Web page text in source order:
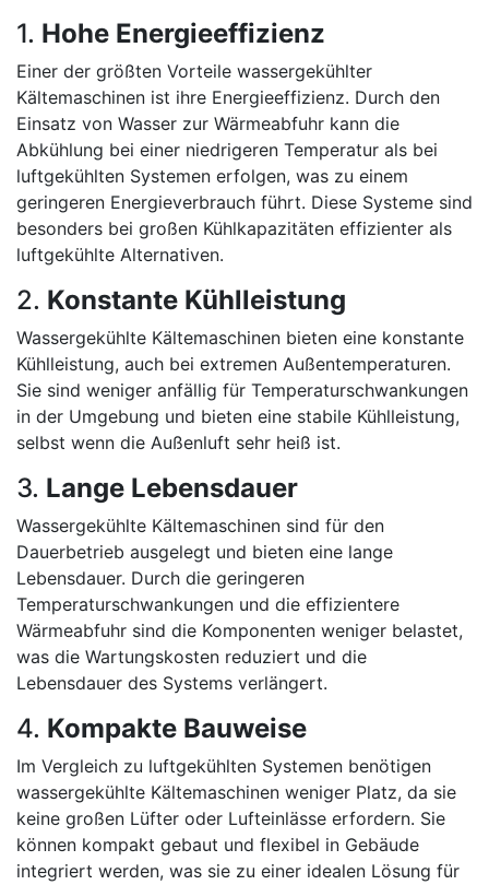
1. Hohe Energieeffizienz
Einer der größten Vorteile wassergekühlter
Kältemaschinen ist ihre Energieeffizienz. Durch den
Einsatz von Wasser zur Wärmeabfuhr kann die
Abkühlung bei einer niedrigeren Temperatur als bei
luftgekühlten Systemen erfolgen, was zu einem
geringeren Energieverbrauch führt. Diese Systeme sind
besonders bei großen Kühlkapazitäten effizienter als
luftgekühlte Alternativen.
2. Konstante Kühlleistung
Wassergekühlte Kältemaschinen bieten eine konstante
Kühlleistung, auch bei extremen Außentemperaturen.
Sie sind weniger anfällig für Temperaturschwankungen
in der Umgebung und bieten eine stabile Kühlleistung,
selbst wenn die Außenluft sehr heiß ist.
3. Lange Lebensdauer
Wassergekühlte Kältemaschinen sind für den
Dauerbetrieb ausgelegt und bieten eine lange
Lebensdauer. Durch die geringeren
Temperaturschwankungen und die effizientere
Wärmeabfuhr sind die Komponenten weniger belastet,
was die Wartungskosten reduziert und die
Lebensdauer des Systems verlängert.
4. Kompakte Bauweise
Im Vergleich zu luftgekühlten Systemen benötigen
wassergekühlte Kältemaschinen weniger Platz, da sie
keine großen Lüfter oder Lufteinlässe erfordern. Sie
können kompakt gebaut und flexibel in Gebäude
integriert werden, was sie zu einer idealen Lösung für